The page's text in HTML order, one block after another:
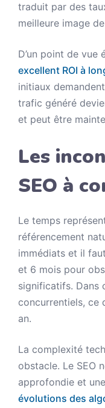
traduit par des
meilleure image
D’un point de vue
excellent ROI à
initiaux
trafic généré
et peut être
Les
SEO à
Le temps
référencement
immédiats et il
et 6 mois pour
significatifs. Dans
concurrentiels, ce
an.
La complexité
obstacle. Le SEO
approfondie et
évolutions des